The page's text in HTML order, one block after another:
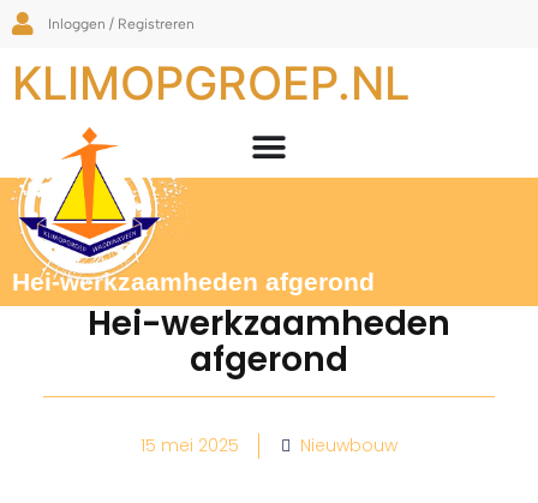
Inloggen / Registreren
KLIMOPGROEP.NL
Hei-werkzaamheden afgerond
Hei-werkzaamheden
afgerond
15 mei 2025 Nieuwbouw